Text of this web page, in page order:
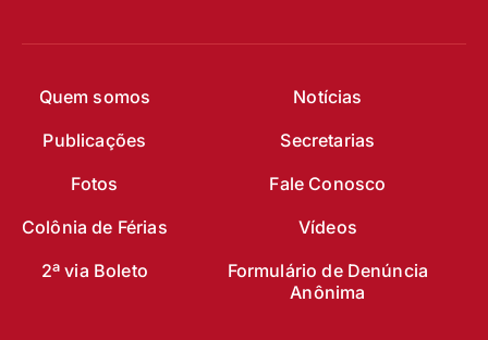
Quem somos
Notícias
Publicações
Secretarias
Fotos
Fale Conosco
Colônia de Férias
Vídeos
2ª via Boleto
Formulário de Denúncia
Anônima